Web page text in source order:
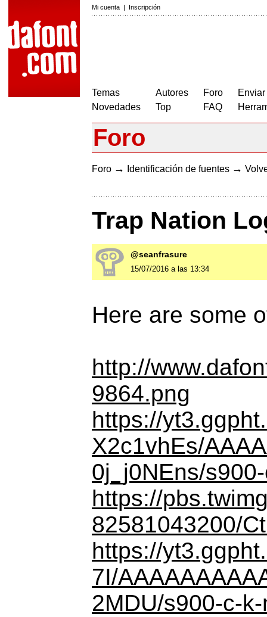
Mi cuenta | Inscripción
Temas
Novedades
Autores
Top
Foro
FAQ
Foro
Foro → Identificación de fuentes →
Trap Nation
@seanfrasure
15/07/2016 a las 13:34
Here are some
http://
9864.png
https://
X2c1vhEs/
0j_j0NEns/
https://
82581043200/
https://
7I/
2MDU/s900-c-